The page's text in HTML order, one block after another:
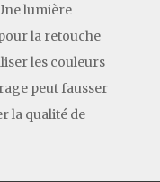
lumière
la retouche
les couleurs
peut fausser
la qualité de